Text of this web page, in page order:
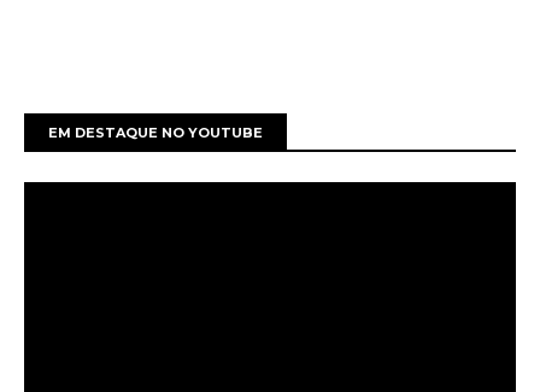
EM DESTAQUE NO YOUTUBE